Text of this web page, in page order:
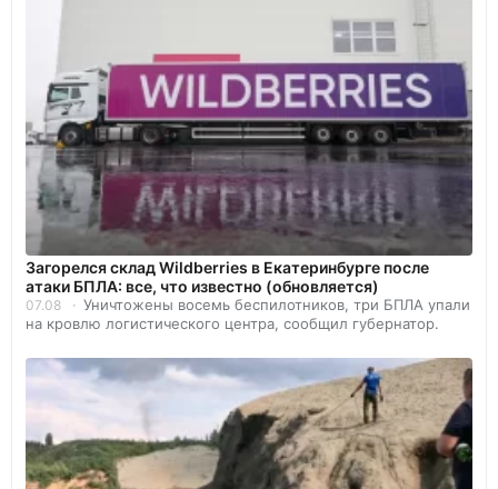
Загорелся склад Wildberries в Екатеринбурге после
атаки БПЛА: все, что известно (обновляется)
07.08
Уничтожены восемь беспилотников, три БПЛА упали
на кровлю логистического центра, сообщил губернатор.